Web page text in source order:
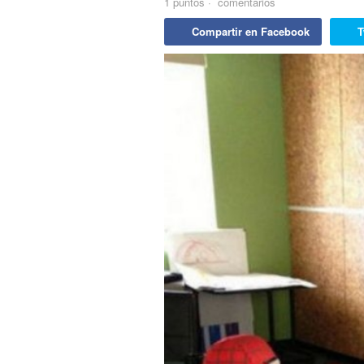
Compartir en Facebook